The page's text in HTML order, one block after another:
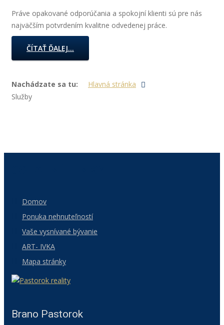
Práve opakované odporúčania a spokojní klienti sú pre nás
najväčším potvrdením kvalitne odvedenej práce.
ČÍTAŤ ĎALEJ...
Nachádzate sa tu:
Hlavná stránka
Služby
Domov
Ponuka nehnuteľností
Vaše vysnívané bývanie
ART- IVKA
Mapa stránky
Brano Pastorok